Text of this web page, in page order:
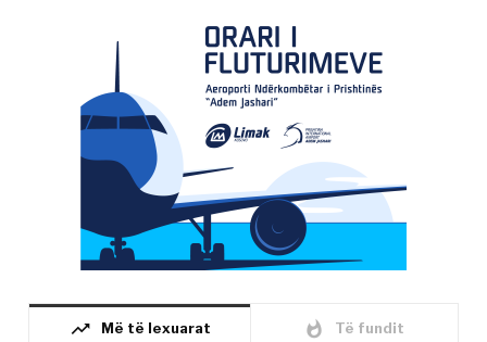
trending_up Më të lexuarat whatshot Të fundit